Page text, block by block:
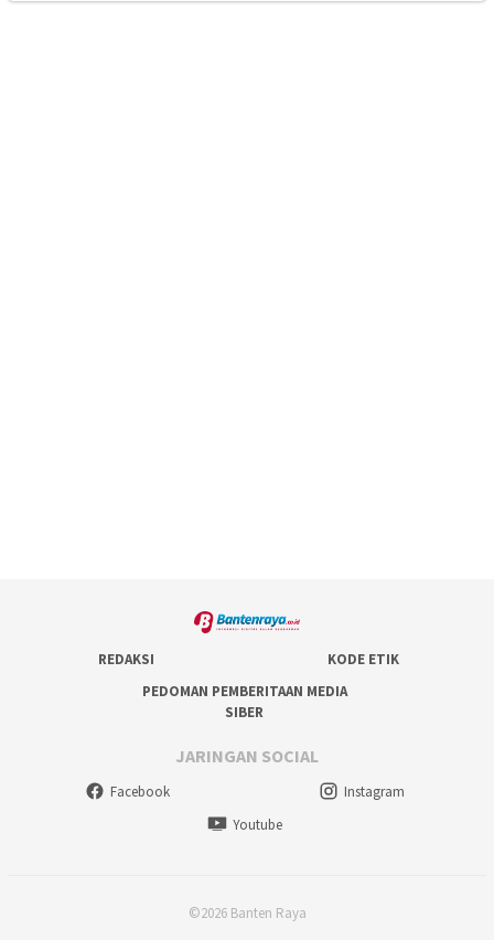
REDAKSI
KODE ETIK
PEDOMAN PEMBERITAAN MEDIA
SIBER
JARINGAN SOCIAL
Facebook
Instagram
Youtube
©2026 Banten Raya